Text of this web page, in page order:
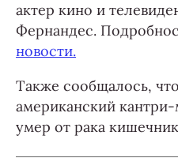
актер кино и
Фернандес.
новости.
Также сообщалось,
американский
умер от рака